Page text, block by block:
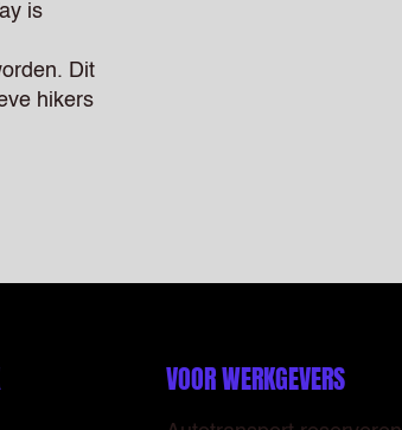
is
Dit
hikers
VOOR WERKGEVERS